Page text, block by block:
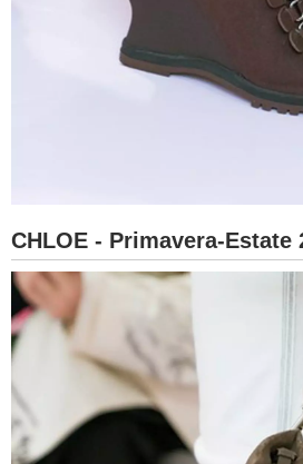
CHLOE - Primavera-Estate